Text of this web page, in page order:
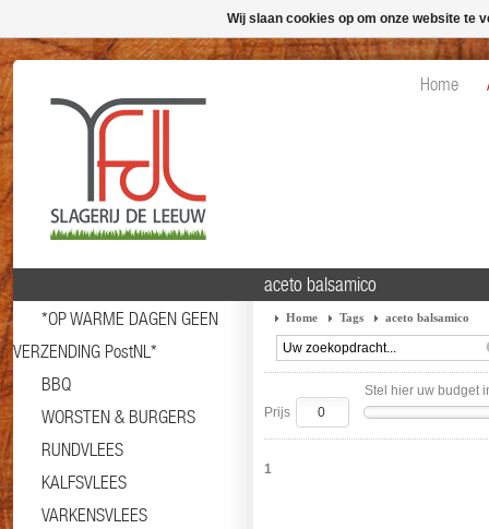
Home
*OP WARME DAGEN GEEN
VERZENDING PostNL*
BBQ
WORSTEN & BURGERS
RUNDVLEES
KALFSVLEES
VARKENSVLEES
aceto balsamico
Home Tags aceto balsamico
Stel hier uw budget
Prijs
1
Wij slaan cookies op om onze website te